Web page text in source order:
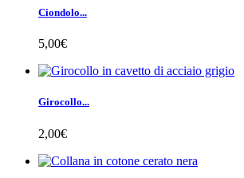
Ciondolo...
5,00€
Girocollo...
2,00€